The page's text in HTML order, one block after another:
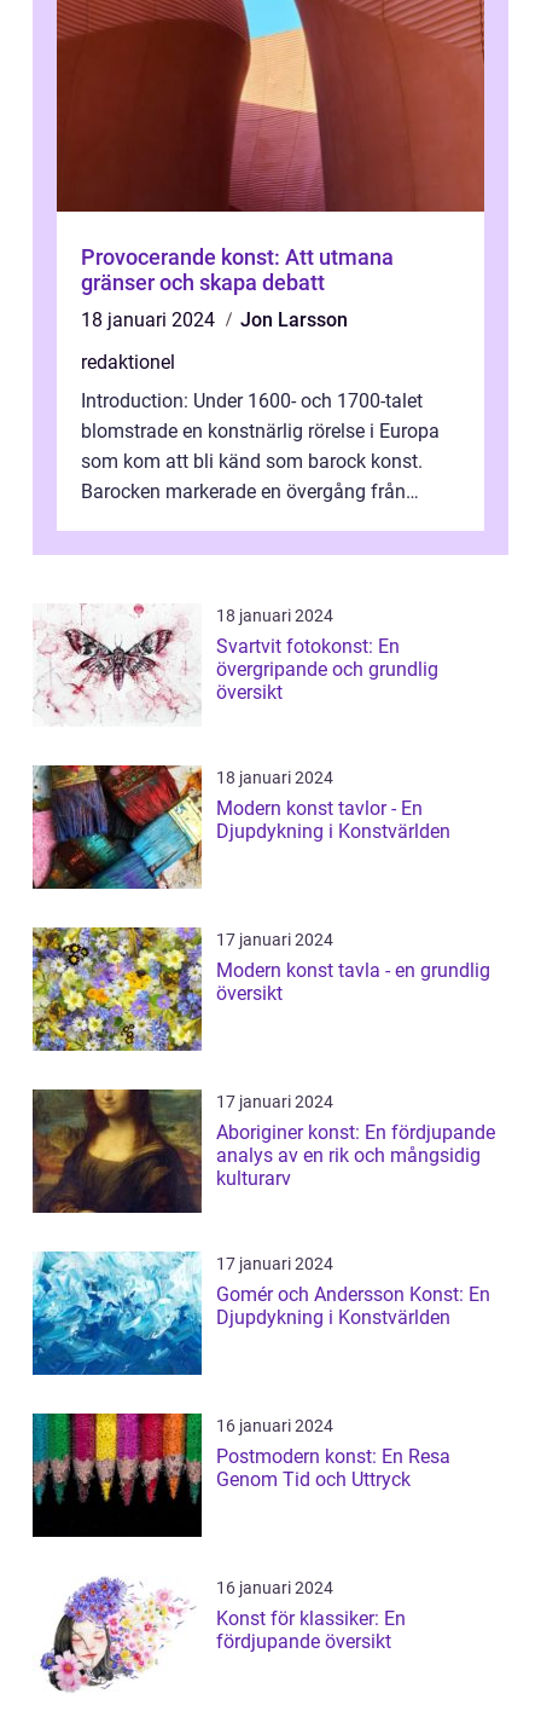
Provocerande konst: Att utmana
gränser och skapa debatt
18 januari 2024
Jon Larsson
redaktionel
Introduction: Under 1600- och 1700-talet
blomstrade en konstnärlig rörelse i Europa
som kom att bli känd som barock konst.
Barocken markerade en övergång från
rea...
18 januari 2024
Svartvit fotokonst: En
övergripande och grundlig
översikt
18 januari 2024
Modern konst tavlor - En
Djupdykning i Konstvärlden
17 januari 2024
Modern konst tavla - en grundlig
översikt
17 januari 2024
Aboriginer konst: En fördjupande
analys av en rik och mångsidig
kulturarv
17 januari 2024
Gomér och Andersson Konst: En
Djupdykning i Konstvärlden
16 januari 2024
Postmodern konst: En Resa
Genom Tid och Uttryck
16 januari 2024
Konst för klassiker: En
fördjupande översikt